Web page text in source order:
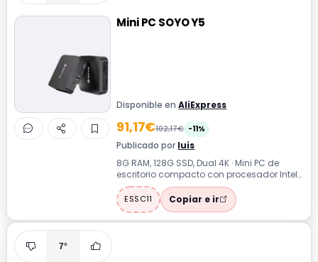
Mini PC SOYO Y5
Disponible enAliExpress
91,17€102,17€ -11%
Publicado por luis
8G RAM, 128G SSD, Dual 4K · Mini PC de
escritorio compacto con procesador Intel
Core i3 de 4ª generación, ideal para ...
ESSC11 Copiar e ir
7°